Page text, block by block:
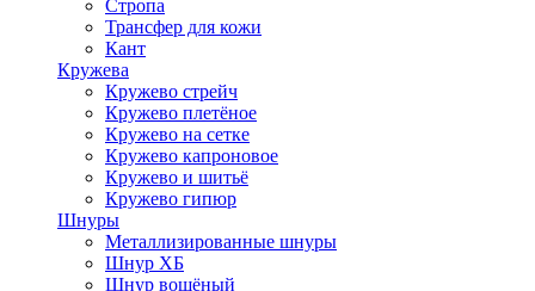
Стропа
Трансфер для кожи
Кант
Кружева
Кружево стрейч
Кружево плетёное
Кружево на сетке
Кружево капроновое
Кружево и шитьё
Кружево гипюр
Шнуры
Металлизированные шнуры
Шнур ХБ
Шнур вощёный